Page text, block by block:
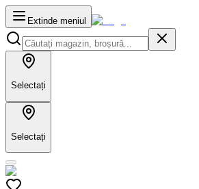
Extinde meniul
Selectați
Selectați